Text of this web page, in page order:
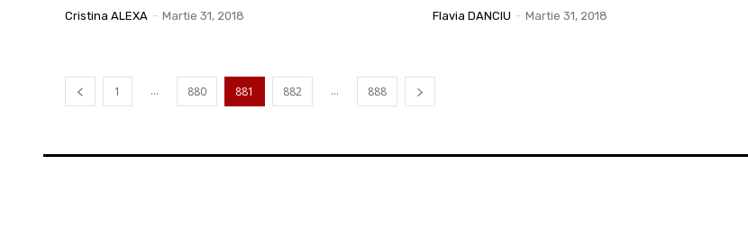
Cristina ALEXA - Martie 31, 2018 Flavia DANCIU - Martie 31, 2018
1 ... 880 881 882 ... 888